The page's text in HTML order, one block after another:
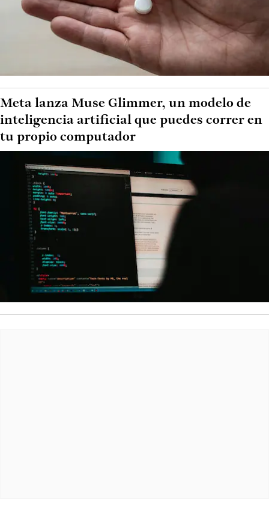
Meta lanza Muse Glimmer, un modelo de
inteligencia artificial que puedes correr en
tu propio computador